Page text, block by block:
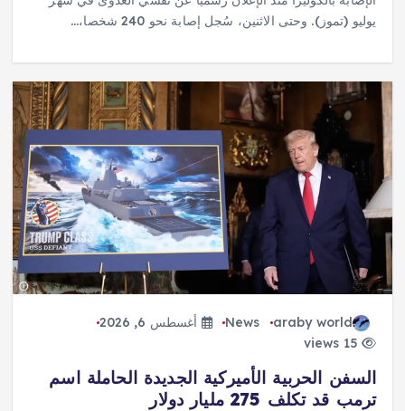
يوليو (تموز). وحتى الاثنين، سُجل إصابة نحو 240 شخصا،…
araby world
News
أغسطس 6, 2026
15 views
السفن الحربية الأميركية الجديدة الحاملة اسم
ترمب قد تكلف 275 مليار دولار